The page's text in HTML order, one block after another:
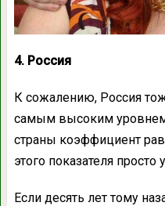
4. Россия
К сожалению, Россия
самым высоким
страны коэффициент
этого показателя просто
Если десять лет тому